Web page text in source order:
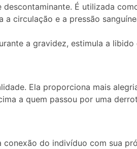
É utilizada
circulação e a pressão
a gravidez, estimula a
Ela proporciona mais
a quem passou por uma
do indivíduo com sua